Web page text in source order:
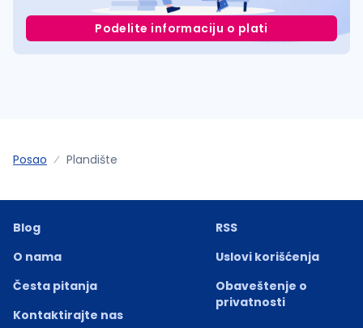
Podelite informaciju o plati
Posao Plandište
Blog
O nama
Česta pitanja
Kontaktirajte nas
RSS
Uslovi korišćenja
Obaveštenje o
privatnosti